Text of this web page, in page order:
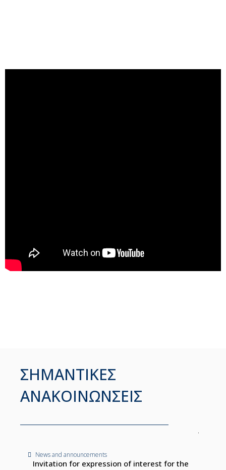
ΣΗΜΑΝΤΙΚΕΣ
ΑΝΑΚΟΙΝΩΝΣΕΙΣ
News and announcements
Invitation for expression of interest for the